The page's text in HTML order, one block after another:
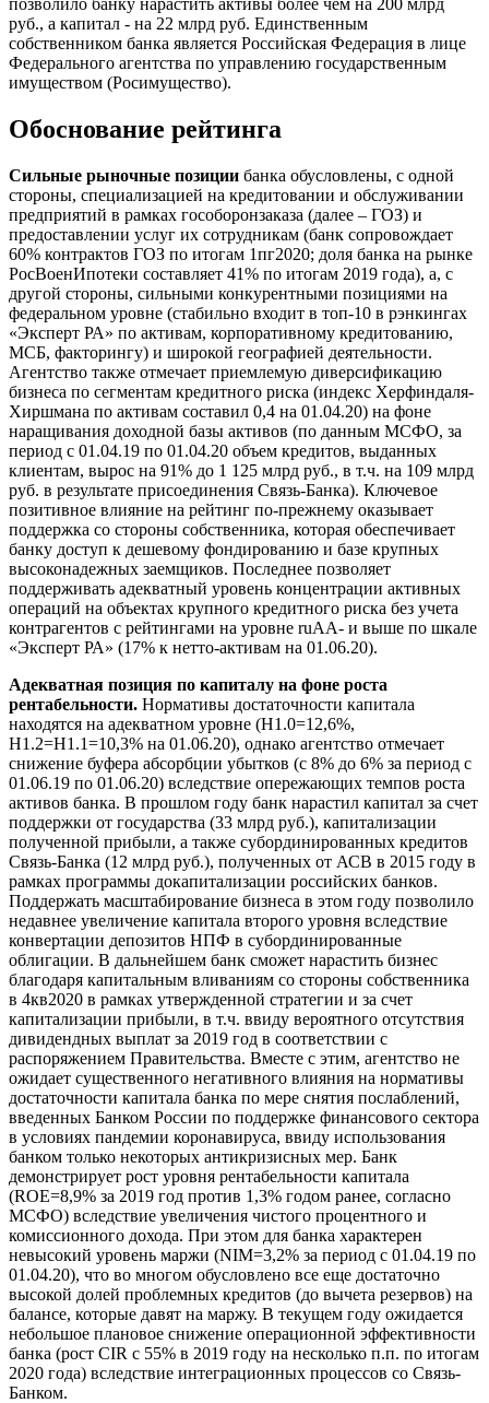
позволило банку нарастить активы более чем на 200 млрд
руб., а капитал - на 22 млрд руб. Единственным
собственником банка является Российская Федерация в лице
Федерального агентства по управлению государственным
имуществом (Росимущество).
Обоснование рейтинга
Сильные рыночные позиции банка обусловлены, с одной
стороны, специализацией на кредитовании и обслуживании
предприятий в рамках гособоронзаказа (далее – ГОЗ) и
предоставлении услуг их сотрудникам (банк сопровождает
60% контрактов ГОЗ по итогам 1пг2020; доля банка на рынке
РосВоенИпотеки составляет 41% по итогам 2019 года), а, с
другой стороны, сильными конкурентными позициями на
федеральном уровне (стабильно входит в топ-10 в рэнкингах
«Эксперт РА» по активам, корпоративному кредитованию,
МСБ, факторингу) и широкой географией деятельности.
Агентство также отмечает приемлемую диверсификацию
бизнеса по сегментам кредитного риска (индекс Херфиндаля-
Хиршмана по активам составил 0,4 на 01.04.20) на фоне
наращивания доходной базы активов (по данным МСФО, за
период с 01.04.19 по 01.04.20 объем кредитов, выданных
клиентам, вырос на 91% до 1 125 млрд руб., в т.ч. на 109 млрд
руб. в результате присоединения Связь-Банка). Ключевое
позитивное влияние на рейтинг по-прежнему оказывает
поддержка со стороны собственника, которая обеспечивает
банку доступ к дешевому фондированию и базе крупных
высоконадежных заемщиков. Последнее позволяет
поддерживать адекватный уровень концентрации активных
операций на объектах крупного кредитного риска без учета
контрагентов с рейтингами на уровне ruAА- и выше по шкале
«Эксперт РА» (17% к нетто-активам на 01.06.20).
Адекватная позиция по капиталу на фоне роста
рентабельности. Нормативы достаточности капитала
находятся на адекватном уровне (Н1.0=12,6%,
Н1.2=Н1.1=10,3% на 01.06.20), однако агентство отмечает
снижение буфера абсорбции убытков (с 8% до 6% за период с
01.06.19 по 01.06.20) вследствие опережающих темпов роста
активов банка. В прошлом году банк нарастил капитал за счет
поддержки от государства (33 млрд руб.), капитализации
полученной прибыли, а также субординированных кредитов
Связь-Банка (12 млрд руб.), полученных от АСВ в 2015 году в
рамках программы докапитализации российских банков.
Поддержать масштабирование бизнеса в этом году позволило
недавнее увеличение капитала второго уровня вследствие
конвертации депозитов НПФ в субординированные
облигации. В дальнейшем банк сможет нарастить бизнес
благодаря капитальным вливаниям со стороны собственника
в 4кв2020 в рамках утвержденной стратегии и за счет
капитализации прибыли, в т.ч. ввиду вероятного отсутствия
дивидендных выплат за 2019 год в соответствии с
распоряжением Правительства. Вместе с этим, агентство не
ожидает существенного негативного влияния на нормативы
достаточности капитала банка по мере снятия послаблений,
введенных Банком России по поддержке финансового сектора
в условиях пандемии коронавируса, ввиду использования
банком только некоторых антикризисных мер. Банк
демонстрирует рост уровня рентабельности капитала
(ROE=8,9% за 2019 год против 1,3% годом ранее, согласно
МСФО) вследствие увеличения чистого процентного и
комиссионного дохода. При этом для банка характерен
невысокий уровень маржи (NIM=3,2% за период с 01.04.19 по
01.04.20), что во многом обусловлено все еще достаточно
высокой долей проблемных кредитов (до вычета резервов) на
балансе, которые давят на маржу. В текущем году ожидается
небольшое плановое снижение операционной эффективности
банка (рост CIR c 55% в 2019 году на несколько п.п. по итогам
2020 года) вследствие интеграционных процессов со Связь-
Банком.